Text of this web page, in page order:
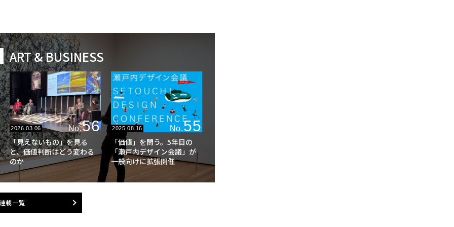
ART & BUSINESS
2026.03.06 No.56
「見えないもの」を見る
と、価値判断はどう変わる
のか
2025.08.16 No.55
「価値」を問う。5年目の
「瀬戸内デザイン会議」が
一般向けに拡張開催
載一覧